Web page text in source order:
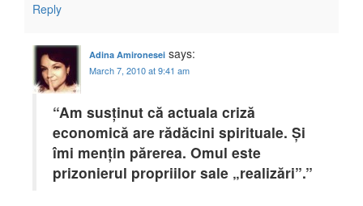
Reply
Adina Amironesei says:
March 7, 2010 at 9:41 am
“Am susținut că actuala criză
economică are rădăcini spirituale. Și
îmi mențin părerea. Omul este
prizonierul propriilor sale „realizări”.”